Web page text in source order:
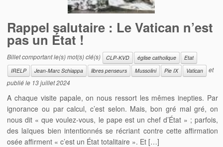
Rappel salutaire : Le Vatican n’est
pas un État !
Billet comportant le(s) mot(s) clé(s) CLP-KVD église catholique
Etat
IRELP
Jean-Marc Schiappa libres penseurs Mussolini Pie IX Vatican
et
publié le 13 juillet 2024
A chaque visite papale, on nous ressort les mêmes inepties. Par
ignorance ou par calcul, c’est selon. Mais, bon gré mal gré, on
nous dit « que voulez-vous, le pape est un chef d’État » ; parfois,
des laïques bien intentionnés se récriant contre cette affirmation
osée affirment « c’est un État totalitaire ». Et […]